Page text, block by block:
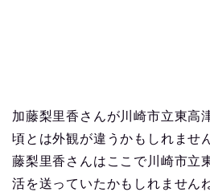
加藤梨里香さんが川崎市立東高
頃とは外観が違うかもしれませ
藤梨里香さんはここで川崎市立
活を送っていたかもしれません